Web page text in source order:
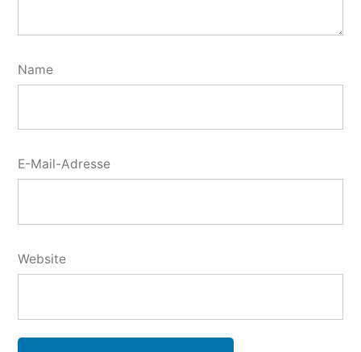
Name
E-Mail-Adresse
Website